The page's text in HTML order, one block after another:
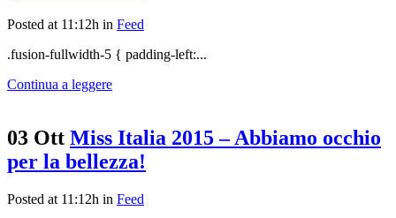
Posted at 11:12h in Feed
.fusion-fullwidth-5 { padding-left:...
Continua a leggere
03 Ott Miss Italia 2015 – Abbiamo occhio
per la bellezza!
Posted at 11:12h in Feed